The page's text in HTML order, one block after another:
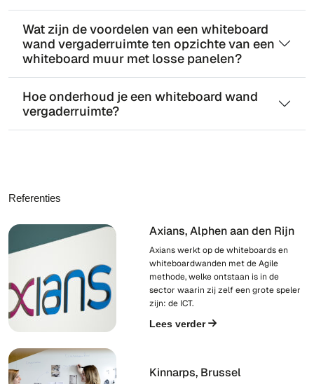
Wat zijn de voordelen van een whiteboard
wand vergaderruimte ten opzichte van een
whiteboard muur met losse panelen?
Hoe onderhoud je een whiteboard wand
vergaderruimte?
Referenties
Axians, Alphen aan den Rijn
Axians werkt op de whiteboards en
whiteboardwanden met de Agile
methode, welke ontstaan is in de
sector waarin zij zelf een grote speler
zijn: de ICT.
Lees verder
Kinnarps, Brussel